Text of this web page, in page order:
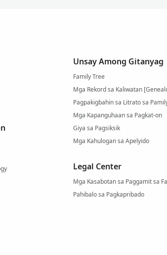
Unsay Among Gitanyag
Family Tree
Mga Rekord sa Kaliwatan
Pagpakigbahin sa Litrato sa
Mga Kapanguhaan sa Pagkat-on
Giya sa Pagsiksik
Mga Kahulogan sa Apelyido
Legal Center
Mga Kasabotan sa Paggamit sa
Pahibalo sa Pagkapribado